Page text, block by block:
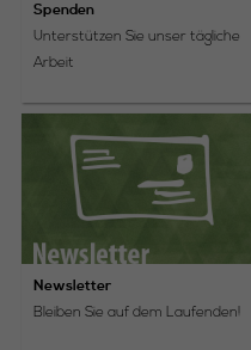
Spenden
Unterstützen Sie unser tägliche
Arbeit
Newsletter
Bleiben Sie auf dem Laufenden!